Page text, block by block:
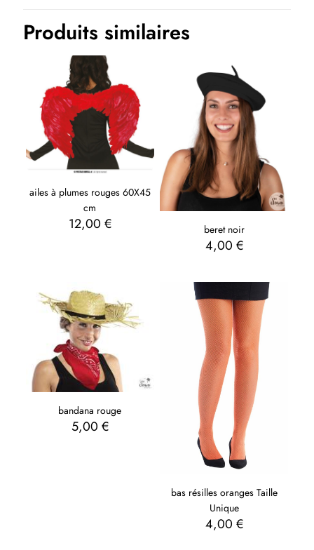
Produits similaires
ailes à plumes rouges 60X45
cm
12,00 € beret noir
4,00 €
bandana rouge
5,00 €
bas résilles oranges Taille
Unique
4,00 €